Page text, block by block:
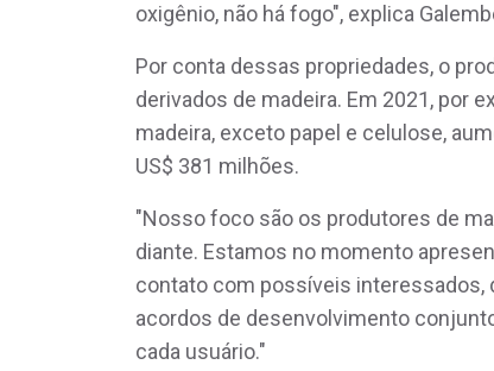
oxigênio, não há fogo", explica
Por conta dessas propriedades, o
derivados de madeira. Em 2021, por
madeira, exceto papel e celulose,
US$ 381 milhões.
"Nosso foco são os produtores de
diante. Estamos no momento
contato com possíveis interessados,
acordos de desenvolvimento
cada usuário."